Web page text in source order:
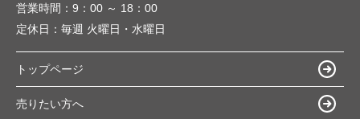
営業時間： 9：00 ～ 18：00
定休日： 毎週 火曜日・水曜日
トップページ
売りたい方へ